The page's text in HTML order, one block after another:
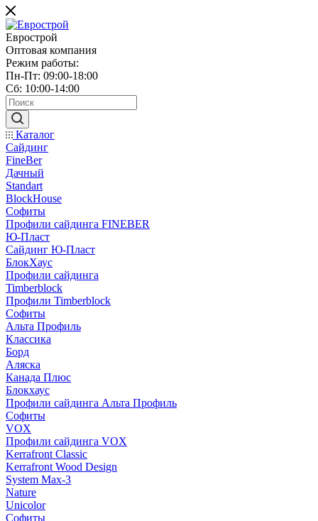
Еврострой
Оптовая компания
Режим работы:
Пн-Пт: 09:00-18:00
Сб: 10:00-14:00
Каталог
Сайдинг
FineBer
Дачный
Standart
BlockHouse
Софиты
Профили сайдинга FINEBER
Ю-Пласт
Сайдинг Ю-Пласт
БлокХаус
Профили сайдинга
Timberblock
Профили Timberblock
Софиты
Альта Профиль
Классика
Борд
Аляска
Канада Плюс
Блокхаус
Профили сайдинга Альта Профиль
Софиты
VOX
Профили сайдинга VOX
Kerrafront Classic
Kerrafront Wood Design
System Max-3
Nature
Unicolor
Софиты